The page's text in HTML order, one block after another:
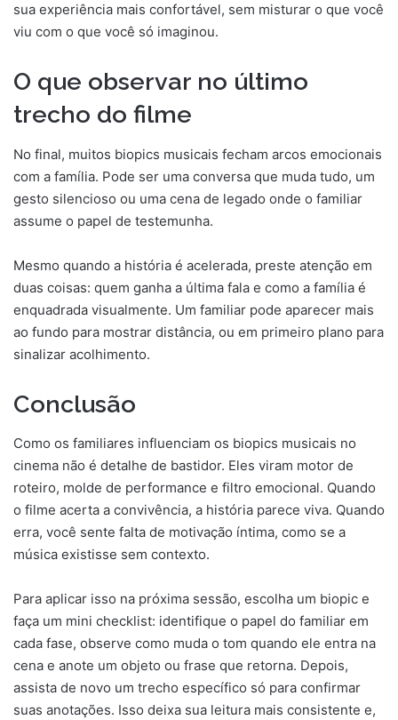
sua experiência mais confortável, sem misturar o que você
viu com o que você só imaginou.
O que observar no último
trecho do filme
No final, muitos biopics musicais fecham arcos emocionais
com a família. Pode ser uma conversa que muda tudo, um
gesto silencioso ou uma cena de legado onde o familiar
assume o papel de testemunha.
Mesmo quando a história é acelerada, preste atenção em
duas coisas: quem ganha a última fala e como a família é
enquadrada visualmente. Um familiar pode aparecer mais
ao fundo para mostrar distância, ou em primeiro plano para
sinalizar acolhimento.
Conclusão
Como os familiares influenciam os biopics musicais no
cinema não é detalhe de bastidor. Eles viram motor de
roteiro, molde de performance e filtro emocional. Quando
o filme acerta a convivência, a história parece viva. Quando
erra, você sente falta de motivação íntima, como se a
música existisse sem contexto.
Para aplicar isso na próxima sessão, escolha um biopic e
faça um mini checklist: identifique o papel do familiar em
cada fase, observe como muda o tom quando ele entra na
cena e anote um objeto ou frase que retorna. Depois,
assista de novo um trecho específico só para confirmar
suas anotações. Isso deixa sua leitura mais consistente e,